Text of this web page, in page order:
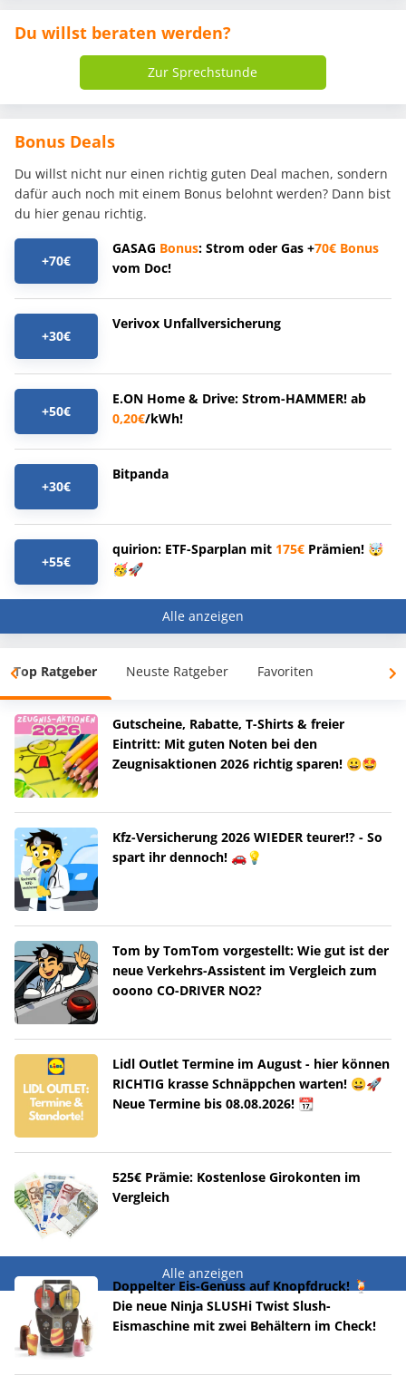
Du willst beraten werden?
Zur Sprechstunde
Bonus Deals
Du willst nicht nur einen richtig guten Deal machen, sondern
dafür auch noch mit einem Bonus belohnt werden? Dann bist
du hier genau richtig.
+70€
GASAG Bonus: Strom oder Gas +70€ Bonus
vom Doc!
+30€
Verivox Unfallversicherung
+50€
E.ON Home & Drive: Strom-HAMMER! ab
0,20€/kWh!
+30€
Bitpanda
+55€
quirion: ETF-Sparplan mit 175€ Prämien! 🤯
🥳🚀
Alle anzeigen
Top Ratgeber Neuste Ratgeber Favoriten
Gutscheine, Rabatte, T-Shirts & freier
Eintritt: Mit guten Noten bei den
Zeugnisaktionen 2026 richtig sparen! 😀🤩
Kfz-Versicherung 2026 WIEDER teurer!? - So
spart ihr dennoch! 🚗💡
Tom by TomTom vorgestellt: Wie gut ist der
neue Verkehrs-Assistent im Vergleich zum
ooono CO-DRIVER NO2?
Lidl Outlet Termine im August - hier können
RICHTIG krasse Schnäppchen warten! 😀🚀
Neue Termine bis 08.08.2026! 📆
525€ Prämie: Kostenlose Girokonten im
Vergleich
Alle anzeigen
Doppelter Eis-Genuss auf Knopfdruck! 🍹
Die neue Ninja SLUSHi Twist Slush-
Eismaschine mit zwei Behältern im Check!